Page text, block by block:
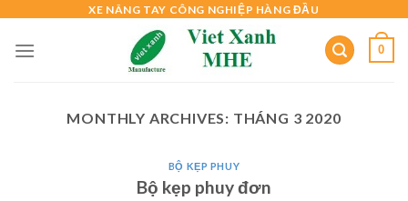
content
XE NÂNG TAY CÔNG NGHIỆP HÀNG ĐẦU
0
MONTHLY ARCHIVES: THÁNG 3 2020
BỘ KẸP PHUY
Bộ kẹp phuy đơn